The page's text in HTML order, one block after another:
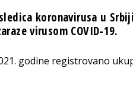
koronavirusa u
virusom COVID-19.
godine registrovano